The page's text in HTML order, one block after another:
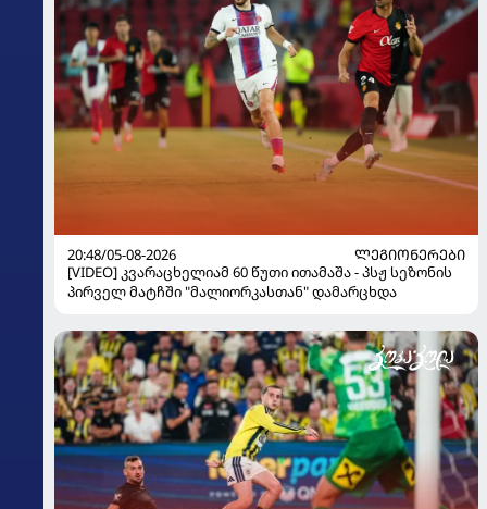
20:48/05-08-2026
ᲚᲔᲒᲘᲝᲜᲔᲠᲔᲑᲘ
[VIDEO] კვარაცხელიამ 60 წუთი ითამაშა - პსჟ სეზონის
პირველ მატჩში "მალიორკასთან" დამარცხდა